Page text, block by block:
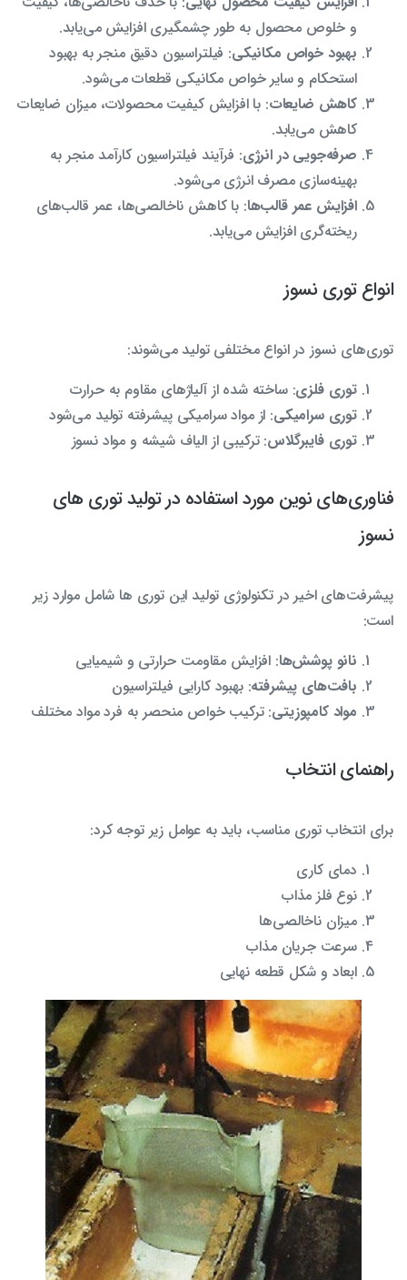
و خلوص محصول به طور چشمگیری افزایش می‌یابد.
بهبود خواص مکانیکی: فیلتراسیون دقیق منجر به بهبود
استحکام و سایر خواص مکانیکی قطعات می‌شود.
کاهش ضایعات: با افزایش کیفیت محصولات، میزان ضایعات
کاهش می‌یابد.
صرفه‌جویی در انرژی: فرآیند فیلتراسیون کارآمد منجر به
بهینه‌سازی مصرف انرژی می‌شود.
افزایش عمر قالب‌ها: با کاهش ناخالصی‌ها، عمر قالب‌های
ریخته‌گری افزایش می‌یابد.
انواع توری نسوز
توری‌های نسوز در انواع مختلفی تولید می‌شوند:
توری فلزی: ساخته شده از آلیاژهای مقاوم به حرارت
توری سرامیکی: از مواد سرامیکی پیشرفته تولید می‌شود
توری فایبرگلاس: ترکیبی از الیاف شیشه و مواد نسوز
فناوری‌های نوین مورد استفاده در تولید توری های
نسوز
پیشرفت‌های اخیر در تکنولوژی تولید این توری ها شامل موارد زیر
است:
نانو پوشش‌ها: افزایش مقاومت حرارتی و شیمیایی
بافت‌های پیشرفته: بهبود کارایی فیلتراسیون
مواد کامپوزیتی: ترکیب خواص منحصر به فرد مواد مختلف
راهنمای انتخاب
برای انتخاب توری مناسب، باید به عوامل زیر توجه کرد:
دمای کاری
نوع فلز مذاب
میزان ناخالصی‌ها
سرعت جریان مذاب
ابعاد و شکل قطعه نهایی